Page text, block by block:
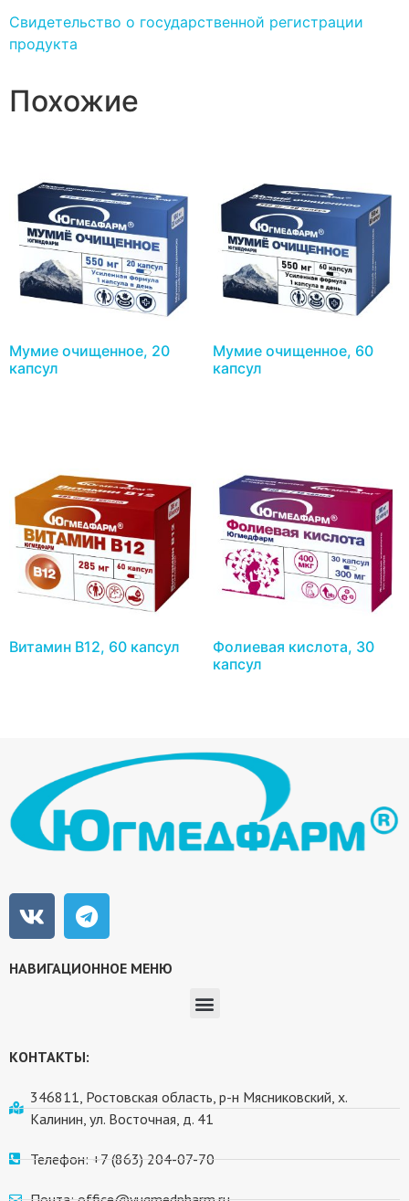
Свидетельство о государственной регистрации
продукта
Похожие
Мумие очищенное, 20
капсул
Мумие очищенное, 60
капсул
Витамин В12, 60 капсул
Фолиевая кислота, 30
капсул
НАВИГАЦИОННОЕ МЕНЮ
КОНТАКТЫ:
346811, Ростовская область, р-н Мясниковский, х.
Калинин, ул. Восточная, д. 41
Телефон: +7 (863) 204-07-70